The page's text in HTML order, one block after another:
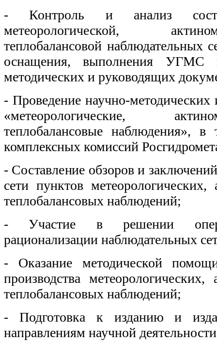
- Контроль и анализ
метеорологической,
теплобалансовой наблюдательных
оснащения, выполнения
методических и руководящих
- Проведение научно-методических
«метеорологические,
теплобалансовые наблюдения»,
комплексных комиссий
- Составление обзоров и
сети пунктов метеорологических,
теплобалансовых наблюдений;
- Участие в решении
рационализации наблюдательных
- Оказание методической
производства
теплобалансовых наблюдений;
- Подготовка к изданию и
направлениям научной